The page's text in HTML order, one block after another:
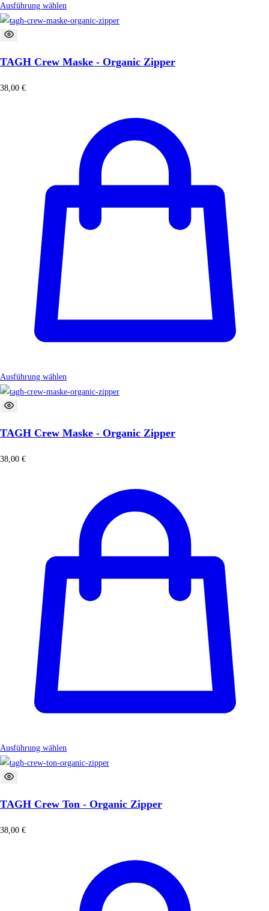
Ausführung wählen
TAGH Crew Maske - Organic Zipper
38,00 €
Ausführung wählen
TAGH Crew Maske - Organic Zipper
38,00 €
Ausführung wählen
TAGH Crew Ton - Organic Zipper
38,00 €